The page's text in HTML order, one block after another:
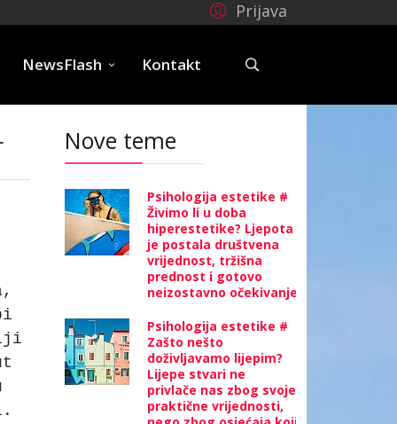
Prijava
NewsFlash Kontakt
Nove teme
Psihologija estetike #
Živimo li u doba
hiperestetike? Ljepota
je postala društvena
vrijednost, tržišna
prednost i gotovo
neizostavno očekivanje
Psihologija estetike #
Zašto nešto
doživljavamo lijepim?
Lijepe stvari ne
privlače nas zbog svoje
praktične vrijednosti,